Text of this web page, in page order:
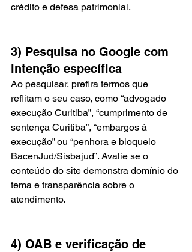
crédito e defesa patrimonial.
3) Pesquisa no Google com
intenção específica
Ao pesquisar, prefira termos que
reflitam o seu caso, como “advogado
execução Curitiba”, “cumprimento de
sentença Curitiba”, “embargos à
execução” ou “penhora e bloqueio
BacenJud/Sisbajud”. Avalie se o
conteúdo do site demonstra domínio do
tema e transparência sobre o
atendimento.
4) OAB e verificação de